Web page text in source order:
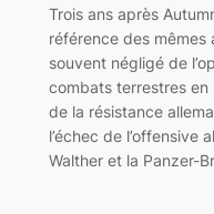
Trois ans après
référence des mêmes
souvent négligé de
combats terrestres en
de la résistance
l’échec de l’offensive
Walther et la Panzer-